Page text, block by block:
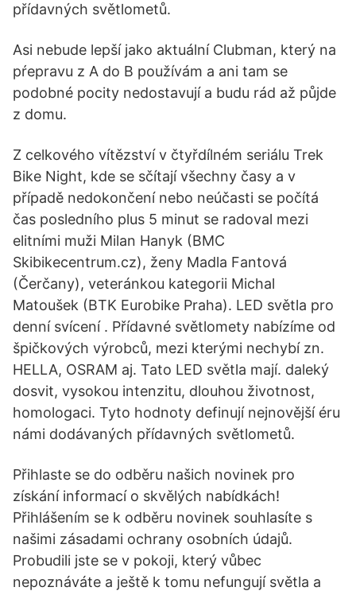
přídavných světlometů.
Asi nebude lepší jako aktuální Clubman, který na
pŕepravu z A do B používám a ani tam se
podobné pocity nedostavují a budu rád až půjde
z domu.
Z celkového vítězství v čtyřdílném seriálu Trek
Bike Night, kde se sčítají všechny časy a v
případě nedokončení nebo neúčasti se počítá
čas posledního plus 5 minut se radoval mezi
elitními muži Milan Hanyk (BMC
Skibikecentrum.cz), ženy Madla Fantová
(Čerčany), veteránkou kategorii Michal
Matoušek (BTK Eurobike Praha). LED světla pro
denní svícení . Přídavné světlomety nabízíme od
špičkových výrobců, mezi kterými nechybí zn.
HELLA, OSRAM aj. Tato LED světla mají. daleký
dosvit, vysokou intenzitu, dlouhou životnost,
homologaci. Tyto hodnoty definují nejnovější éru
námi dodávaných přídavných světlometů.
Přihlaste se do odběru našich novinek pro
získání informací o skvělých nabídkách!
Přihlášením se k odběru novinek souhlasíte s
našimi zásadami ochrany osobních údajů.
Probudili jste se v pokoji, který vůbec
nepoznáváte a ještě k tomu nefungují světla a